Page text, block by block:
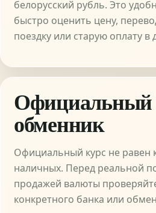
белорусский рубль. Это
быстро оценить цену,
поездку или старую оплату в
Официальный
обменник
Официальный курс не равен
наличных. Перед реальной
продажей валюты
конкретного банка или